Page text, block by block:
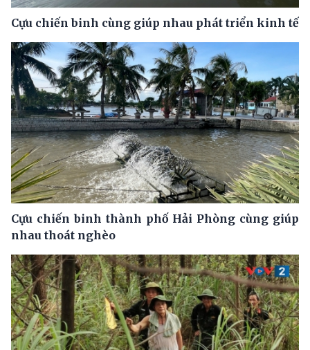
Cựu chiến binh cùng giúp nhau phát triển kinh tế
Cựu chiến binh thành phố Hải Phòng cùng giúp
nhau thoát nghèo